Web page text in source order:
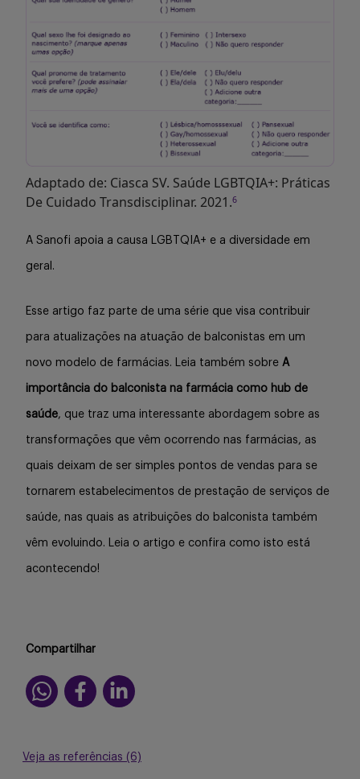
Adaptado de: Ciasca SV. Saúde LGBTQIA+: Práticas
De Cuidado Transdisciplinar. 2021.6
A Sanofi apoia a causa LGBTQIA+ e a diversidade em
geral.
Esse artigo faz parte de uma série que visa contribuir
para atualizações na atuação de balconistas em um
novo modelo de farmácias. Leia também sobre A
importância do balconista na farmácia como hub de
saúde, que traz uma interessante abordagem sobre as
transformações que vêm ocorrendo nas farmácias, as
quais deixam de ser simples pontos de vendas para se
tornarem estabelecimentos de prestação de serviços de
saúde, nas quais as atribuições do balconista também
vêm evoluindo. Leia o artigo e confira como isto está
acontecendo!
Compartilhar
Veja as referências (6)